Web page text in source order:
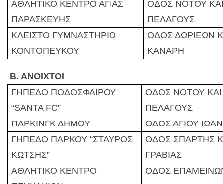
ΑΘΛΗΤΙΚΟ ΚΕΝΤΡΟ ΑΓΙΑΣ
ΠΑΡΑΣΚΕΥΗΣ
ΟΔΟΣ ΝΟΤΟΥ ΚΑΙ
ΠΕΛΑΓΟΥΣ
ΚΛΕΙΣΤΟ ΓΥΜΝΑΣΤΗΡΙΟ
ΚΟΝΤΟΠΕΥΚΟΥ
ΟΔΟΣ ΔΩΡΙΕΩΝ
ΚΑΝΑΡΗ
Β. ΑΝΟΙΧΤΟΙ
ΓΗΠΕΔΟ ΠΟΔΟΣΦΑΙΡΟΥ
“SANTA FC”
ΟΔΟΣ ΝΟΤΟΥ ΚΑΙ
ΠΕΛΑΓΟΥΣ
ΠΑΡΚΙΝΓΚ ΔΗΜΟΥ
ΟΔΟΣ ΑΓΙΟΥ
ΓΗΠΕΔΟ ΠΑΡΚΟΥ“ΣΤΑΥΡΟΣ
ΚΩΤΣΗΣ”
ΟΔΟΣ ΣΠΑΡΤΗΣ
ΓΡΑΒΙΑΣ
ΑΘΛΗΤΙΚΟ ΚΕΝΤΡΟ
ΟΔΟΣ